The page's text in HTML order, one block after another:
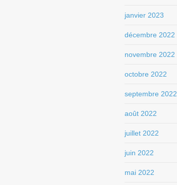
janvier 2023
décembre 2022
novembre 2022
octobre 2022
septembre 2022
août 2022
juillet 2022
juin 2022
mai 2022